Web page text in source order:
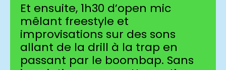
Et ensuite, 1h30 d’open mic
mêlant freestyle et
improvisations sur des sons
allant de la drill à la trap en
passant par le boombap. Sans